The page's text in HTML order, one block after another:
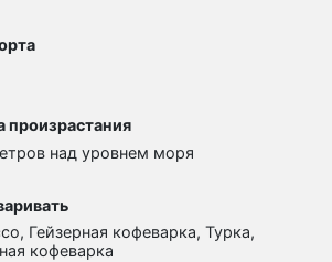
произрастания
над уровнем моря
Гейзерная кофеварка, Турка,
кофеварка